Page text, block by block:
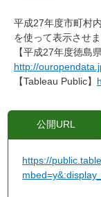
平成27年度市町村
を使って表示させま
【平成27年度徳島
http://
【Tableau Public】
公開URL
https://